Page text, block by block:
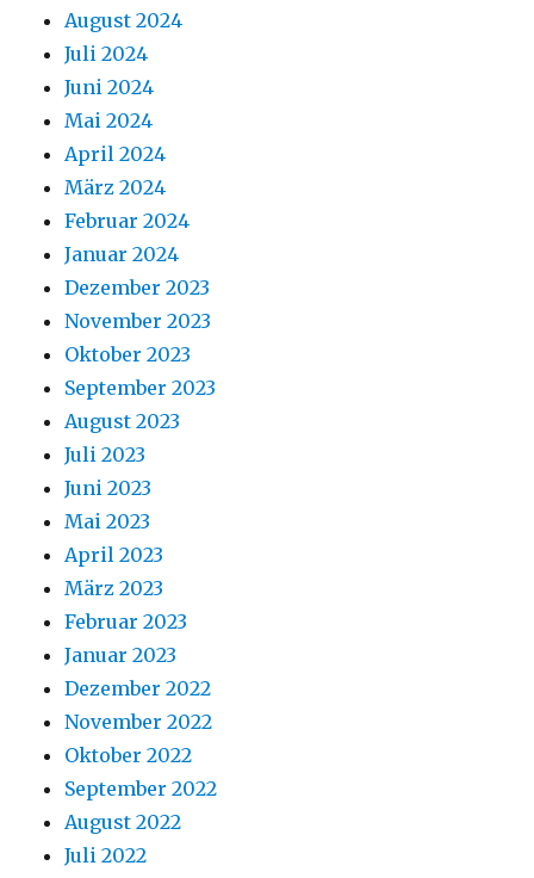
August 2024
Juli 2024
Juni 2024
Mai 2024
April 2024
März 2024
Februar 2024
Januar 2024
Dezember 2023
November 2023
Oktober 2023
September 2023
August 2023
Juli 2023
Juni 2023
Mai 2023
April 2023
März 2023
Februar 2023
Januar 2023
Dezember 2022
November 2022
Oktober 2022
September 2022
August 2022
Juli 2022